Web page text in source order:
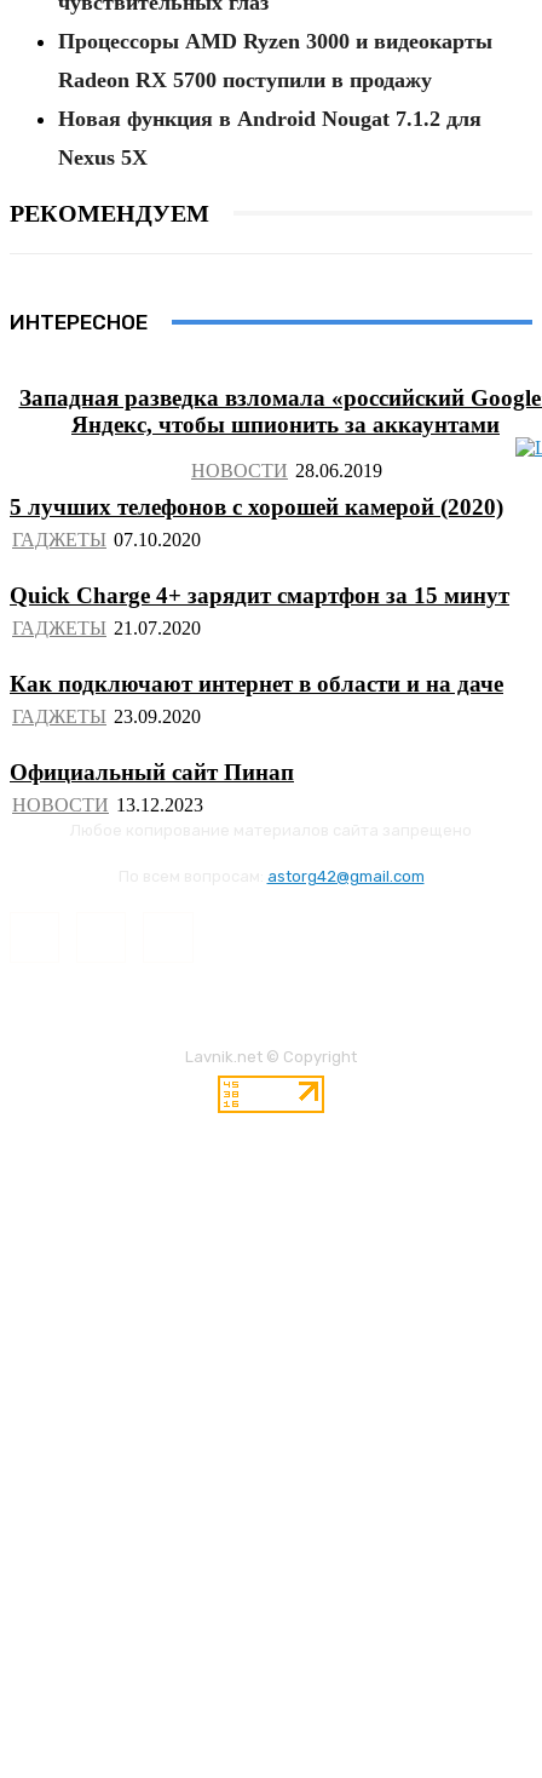
Процессоры AMD Ryzen 3000 и видеокарты
Radeon RX 5700 поступили в продажу
Новая функция в Android Nougat 7.1.2 для
Nexus 5X
РЕКОМЕНДУЕМ
ИНТЕРЕСНОЕ
Западная разведка взломала «российский
Яндекс, чтобы шпионить за аккаунтами
НОВОСТИ
5 лучших телефонов с хорошей камерой (2020)
ГАДЖЕТЫ
Quick Charge 4+ зарядит смартфон за 15 минут
ГАДЖЕТЫ
Как подключают интернет в области и на даче
ГАДЖЕТЫ
Официальный сайт Пинап
НОВОСТИ
astorg42@gmail.com
Lavnik.net © Copyright